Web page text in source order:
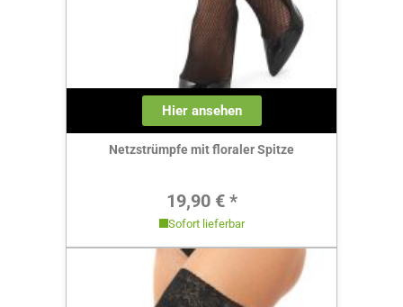
Hier ansehen
Netzstrümpfe mit floraler Spitze
Regulärer Preis:
19,90 € *
Sofort lieferbar